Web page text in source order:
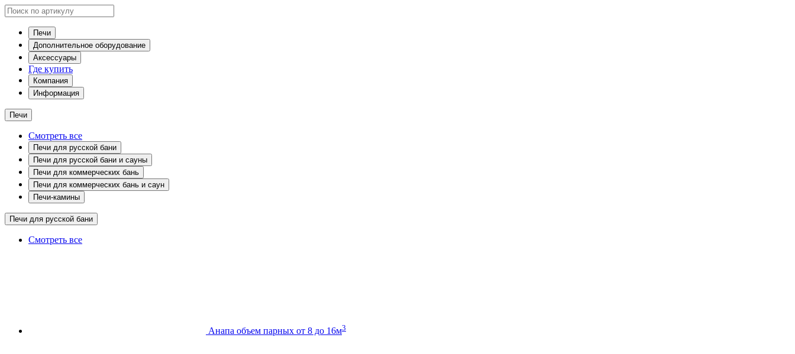
Печи
Дополнительное оборудование
Аксессуары
Где купить
Компания
Информация
Печи
Смотреть все
Печи для русской бани
Печи для русской бани и сауны
Печи для коммерческих бань
Печи для коммерческих бань и саун
Печи-камины
Печи для русской бани
Смотреть все
Анапа объем парных от 8 до 16м3